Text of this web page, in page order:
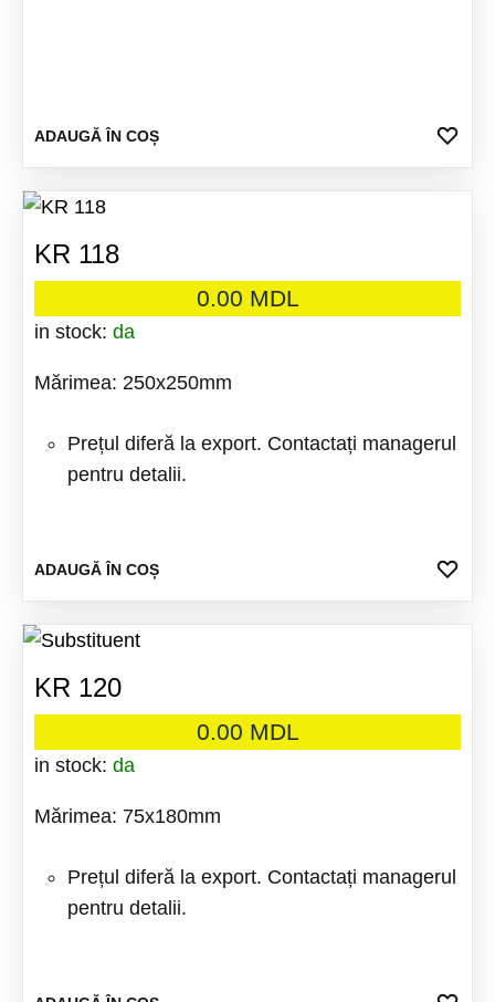
ADAUGĂ ÎN COȘ
KR 118
0.00 MDL
in stock: da
Mărimea: 250x250mm
Prețul diferă la export. Contactați managerul
pentru detalii.
ADAUGĂ ÎN COȘ
KR 120
0.00 MDL
in stock: da
Mărimea: 75x180mm
Prețul diferă la export. Contactați managerul
pentru detalii.